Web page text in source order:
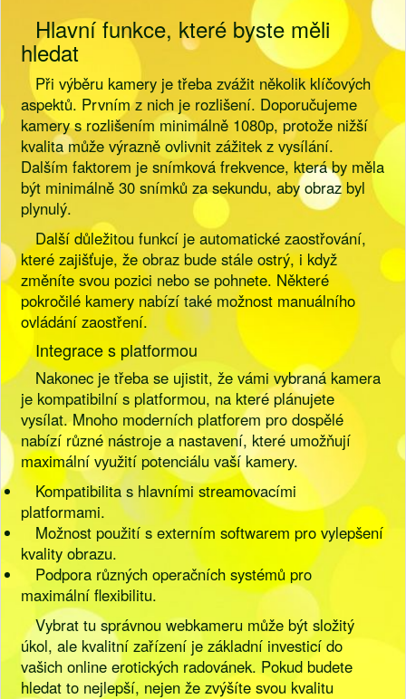
Hlavní funkce, které byste měli
hledat
Při výběru kamery je třeba zvážit několik klíčových
aspektů. Prvním z nich je rozlišení. Doporučujeme
kamery s rozlišením minimálně 1080p, protože nižší
kvalita může výrazně ovlivnit zážitek z vysílání.
Dalším faktorem je snímková frekvence, která by měla
být minimálně 30 snímků za sekundu, aby obraz byl
plynulý.
Další důležitou funkcí je automatické zaostřování,
které zajišťuje, že obraz bude stále ostrý, i když
změníte svou pozici nebo se pohnete. Některé
pokročilé kamery nabízí také možnost manuálního
ovládání zaostření.
Integrace s platformou
Nakonec je třeba se ujistit, že vámi vybraná kamera
je kompatibilní s platformou, na které plánujete
vysílat. Mnoho moderních platforem pro dospělé
nabízí různé nástroje a nastavení, které umožňují
maximální využití potenciálu vaší kamery.
Kompatibilita s hlavními streamovacími
platformami.
Možnost použití s externím softwarem pro vylepšení
kvality obrazu.
Podpora různých operačních systémů pro
maximální flexibilitu.
Vybrat tu správnou webkameru může být složitý
úkol, ale kvalitní zařízení je základní investicí do
vašich online erotických radovánek. Pokud budete
hledat to nejlepší, nejen že zvýšíte svou kvalitu